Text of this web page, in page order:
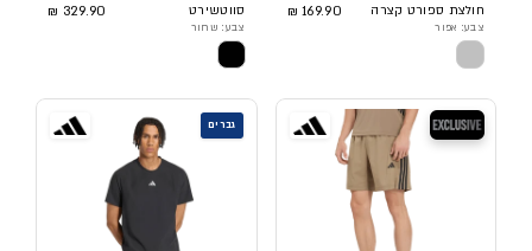
חולצת ספורט קצרה 169.90 ₪
צבע: אפור
סווטשירט 329.90 ₪
צבע: שחור
בלעדי גברים